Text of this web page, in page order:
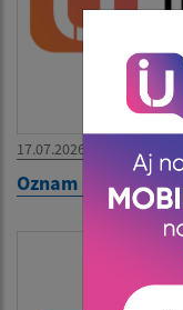
17.07.2026
Oznam - zatvorený